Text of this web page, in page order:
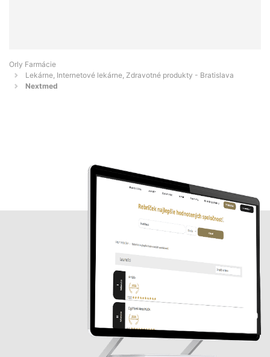
Orly Farmácie
Lekárne, Internetové lekárne, Zdravotné produkty - Bratislava
Nextmed